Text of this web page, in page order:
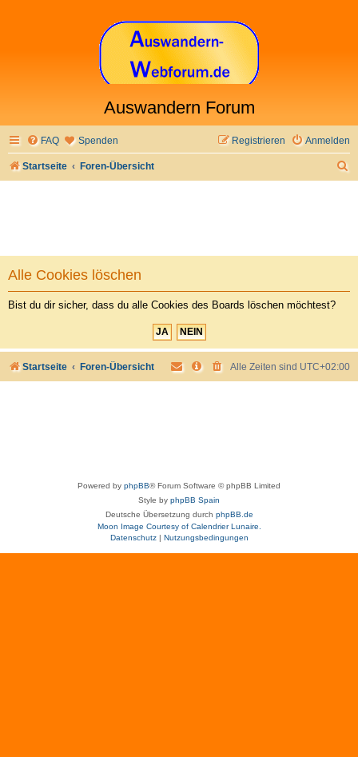
Auswandern Forum
FAQ Spenden Anmelden
Registrieren
Startseite Foren-Übersicht
Alle Cookies löschen
Bist du dir sicher, dass du alle Cookies des Boards löschen möchtest?
Startseite Foren-Übersicht Alle Zeiten sind UTC+02:00
Powered by phpBB® Forum Software © phpBB Limited
Style by phpBB Spain
Deutsche Übersetzung durch phpBB.de
Moon Image Courtesy of Calendrier Lunaire.
Datenschutz| Nutzungsbedingungen